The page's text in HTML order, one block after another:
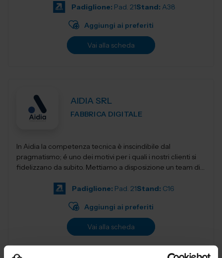
Padiglione: Pad. 21Stand: A38
Aggiungi ai preferiti
Vai alla scheda
AIDIA SRL
FABBRICA DIGITALE
In Aidia la competenza tecnica è inscindibile dal
pragmatismo; é uno dei motivi per i quali i nostri clienti si
fidelizzano da subito. Mettiamo a disposizione un team di
Padiglione: Pad. 21Stand: C16
Aggiungi ai preferiti
Vai alla scheda